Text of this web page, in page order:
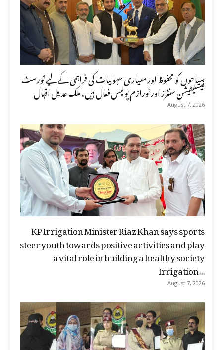
سیاحوں کو محفوظ اور معیاری سہولیات کی فراہمی کے لیے ٹورسٹ
فیسلیٹیشن سنٹرز اور ٹورازم پولیس فعال ہیں، ملک عدیل اقبال
August 7, 2026
KP Irrigation Minister Riaz Khan says sports
steer youth towards positive activities and play
a vital role in building a healthy society
Irrigation...
August 7, 2026